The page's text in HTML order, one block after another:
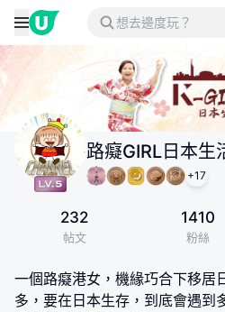
路癡GIRL日本生
+17
232
帖文
1410
粉絲
一個路癡港女，機緣巧合下移居
多，要在日本生存，到底會遇到